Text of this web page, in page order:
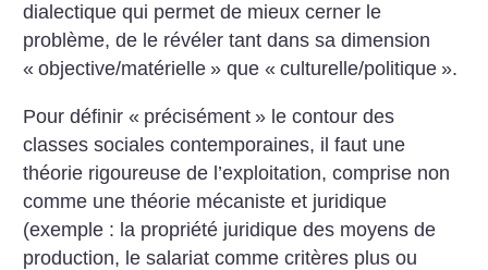
dialectique qui permet de mieux cerner le
problème, de le révéler tant dans sa dimension
« objective/matérielle » que « culturelle/politique ».
Pour définir « précisément » le contour des
classes sociales contemporaines, il faut une
théorie rigoureuse de l’exploitation, comprise non
comme une théorie mécaniste et juridique
(exemple : la propriété juridique des moyens de
production, le salariat comme critères plus ou